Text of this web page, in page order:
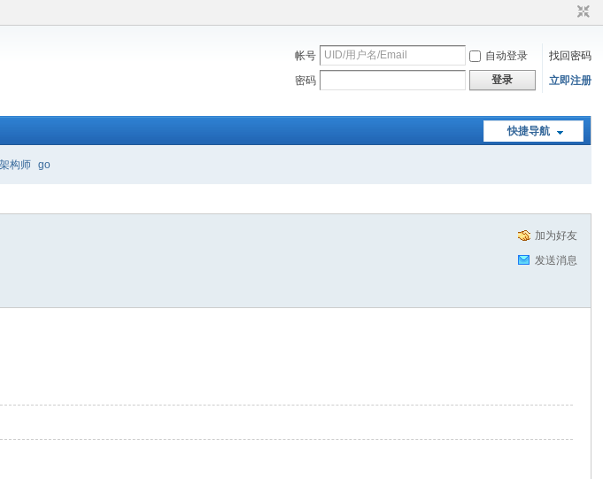
帐号 自动登录
找回密码
密码
登录 立即注册
快捷导航
架构师 go
加为好友
发送消息